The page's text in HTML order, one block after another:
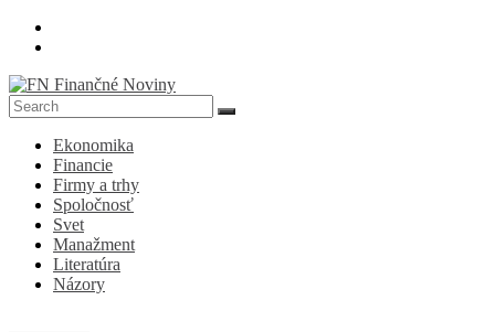
Skip
FN
Finančné
Noviny
Denník
ekonomike
spoločnosti
Ekonomika
Financie
Firmy a trhy
Spoločnosť
Svet
Manažment
Literatúra
Názory